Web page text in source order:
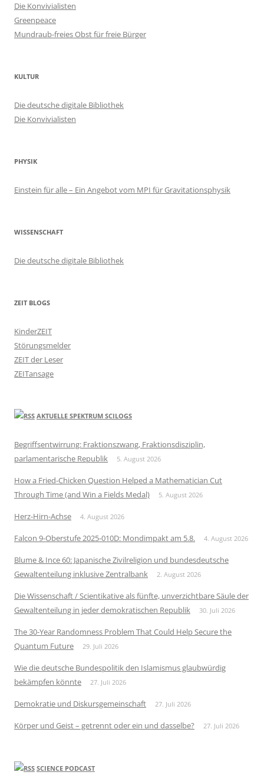
Die Konvivialisten
Greenpeace
Mundraub-freies Obst für freie Bürger
KULTUR
Die deutsche digitale Bibliothek
Die Konvivialisten
PHYSIK
Einstein für alle – Ein Angebot vom MPI für Gravitationsphysik
WISSENSCHAFT
Die deutsche digitale Bibliothek
ZEIT BLOGS
KinderZEIT
Störungsmelder
ZEIT der Leser
ZEITansage
AKTUELLE SPEKTRUM SCILOGS
Begriffsentwirrung: Fraktionszwang, Fraktionsdisziplin,
parlamentarische Republik
5. August 2026
How a Fried-Chicken Question Helped a Mathematician Cut
Through Time (and Win a Fields Medal)
5. August 2026
Herz-Hirn-Achse 4. August 2026
Falcon 9-Oberstufe 2025-010D: Mondimpakt am 5.8. 4. August 2026
Blume & Ince 60: Japanische Zivilreligion und bundesdeutsche
Gewaltenteilung inklusive Zentralbank
2. August 2026
Die Wissenschaft / Scientikative als fünfte, unverzichtbare Säule der
Gewaltenteilung in jeder demokratischen Republik
30. Juli 2026
The 30-Year Randomness Problem That Could Help Secure the
Quantum Future
29. Juli 2026
Wie die deutsche Bundespolitik den Islamismus glaubwürdig
bekämpfen könnte
27. Juli 2026
Demokratie und Diskursgemeinschaft 27. Juli 2026
Körper und Geist – getrennt oder ein und dasselbe? 27. Juli 2026
SCIENCE PODCAST